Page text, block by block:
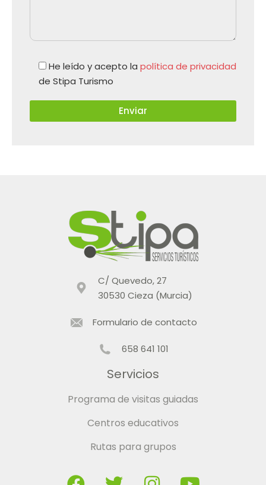
He leído y acepto la política de privacidad
de Stipa Turismo
C/ Quevedo, 27
30530 Cieza (Murcia)
Formulario de contacto
658 641 101
Servicios
Programa de visitas guiadas
Centros educativos
Rutas para grupos